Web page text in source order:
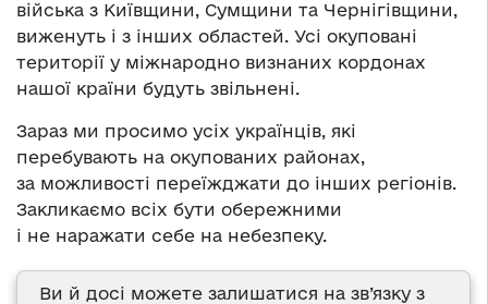
війська з Київщини, Сумщини та Чернігівщини,
виженуть і з інших областей. Усі окуповані
території у міжнародно визнаних кордонах
нашої країни будуть звільнені.
Зараз ми просимо усіх українців, які
перебувають на окупованих районах,
за можливості переїжджати до інших регіонів.
Закликаємо всіх бути обережними
і не наражати себе на небезпеку.
Ви й досі можете залишатися на зв’язку з